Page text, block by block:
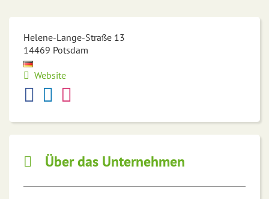
Helene-Lange-Straße 13
14469 Potsdam
Website
Über das Unternehmen